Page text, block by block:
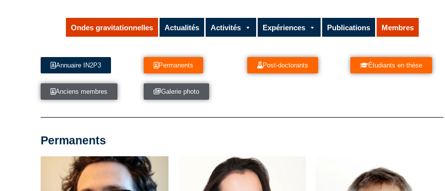
Ondes gravitationnelles Actualités Activités Expériences Publications Membres
Annuaire IN2P3 Permanents Post-doctorants Étudiants en thèse
Anciens membres Galerie photo
Permanents